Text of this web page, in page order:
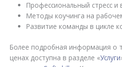
Профессиональный стресс и
Методы коучинга на
Развитие команды в цикле
Более подробная информация о
ценах доступна в разделе «Услуги